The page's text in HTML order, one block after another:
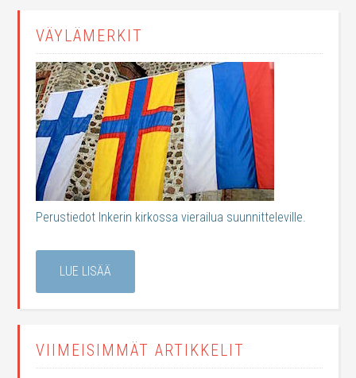
VÄYLÄMERKIT
Perustiedot Inkerin kirkossa vierailua suunnitteleville.
LUE LISÄÄ
VIIMEISIMMÄT ARTIKKELIT